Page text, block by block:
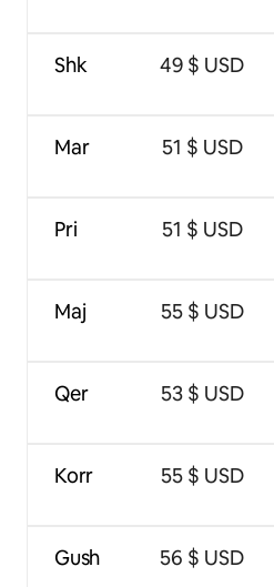
Shk
Mar
Pri
Maj
Qer
Korr
Gush
49 $ USD
51 $ USD
51 $ USD
55 $ USD
53 $ USD
55 $ USD
56 $ USD